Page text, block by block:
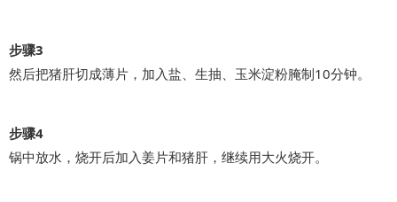
步骤3
然后把猪肝切成薄片，加入盐、生抽、玉米淀粉腌制10分钟。
步骤4
锅中放水，烧开后加入姜片和猪肝，继续用大火烧开。